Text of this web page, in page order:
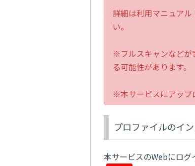
詳細は利用マニュアル
い。
※フルスキャンなどが
る可能性があります。
※本サービスにアップ
プロファイルのイ
本サービスのWebにログ